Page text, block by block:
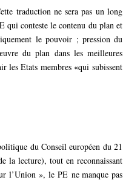
traduction ne sera pas un long
qui conteste le contenu du plan et
le pouvoir ; pression du
du plan dans les meilleures
les Etats membres «qui subissent
du Conseil européen du 21
la lecture), tout en reconnaissant
l’Union », le PE ne manque pas